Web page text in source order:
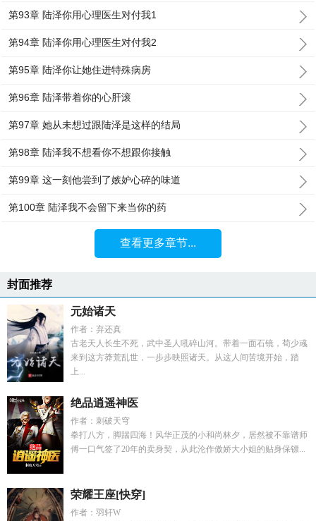
第93章 陆泽你用心理医生对付我1
第94章 陆泽你用心理医生对付我2
第95章 陆泽你让她住进特殊病房
第96章 陆泽带着你的心肝滚
第97章 她从未想过跟陆泽是这样的结局
第98章 陆泽我不想看你不想跟你接触
第99章 这一刻他尝到了嫉妒心碎的味道
第100章 陆泽我不会留下来当你的药
查看更多章节...
封面推荐
元始诸天
作者：弃还真
古老天人长生不死，武中圣人吼碎山河。带着一面石镜，荀少彧
来到这方莽荒乱世，一步步映照诸天。从这人间苦境开始，踏
上...
绝品逍遥神医
作者：刺破天穹
拳打八方，脚踹四海！风华正茂的小和尚林夕，居然被不靠谱师
傅一口气签了20年的卖身契，从此沦作傲娇大小姐的贴身保镖...
荣耀王座[快穿]
作者：羽轩W